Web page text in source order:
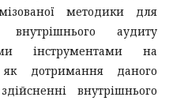
методики для
внутрішнього аудиту
інструментами на
як дотримання даного
внутрішнього